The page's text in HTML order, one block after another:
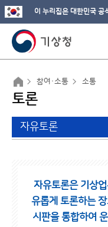
이 누리집은 대한민국 공
참여·소통 소통
토론
자유토론
자유토론은 기상
유롭게 토론하는
시판을 통합하여